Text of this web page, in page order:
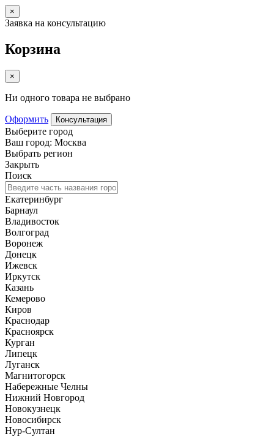
×
Заявка на консультацию
Корзина
×
Ни одного товара не выбрано
Оформить Консультация
Выберите город
Ваш город: Москва
Выбрать регион
Закрыть
Поиск
Екатеринбург
Барнаул
Владивосток
Волгоград
Воронеж
Донецк
Ижевск
Иркутск
Казань
Кемерово
Киров
Краснодар
Красноярск
Курган
Липецк
Луганск
Магнитогорск
Набережные Челны
Нижний Новгород
Новокузнецк
Новосибирск
Нур-Султан